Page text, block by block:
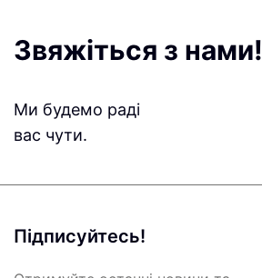
Звяжіться з нами!
Ми будемо раді
вас чути.
Підписуйтесь!